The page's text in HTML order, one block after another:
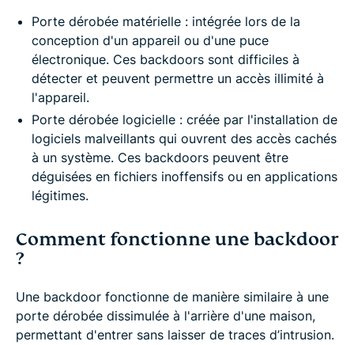
Porte dérobée matérielle : intégrée lors de la
conception d'un appareil ou d'une puce
électronique. Ces backdoors sont difficiles à
détecter et peuvent permettre un accès illimité à
l'appareil.
Porte dérobée logicielle : créée par l'installation de
logiciels malveillants qui ouvrent des accès cachés
à un système. Ces backdoors peuvent être
déguisées en fichiers inoffensifs ou en applications
légitimes.
Comment fonctionne une backdoor
?
Une backdoor fonctionne de manière similaire à une
porte dérobée dissimulée à l'arrière d'une maison,
permettant d'entrer sans laisser de traces d’intrusion.